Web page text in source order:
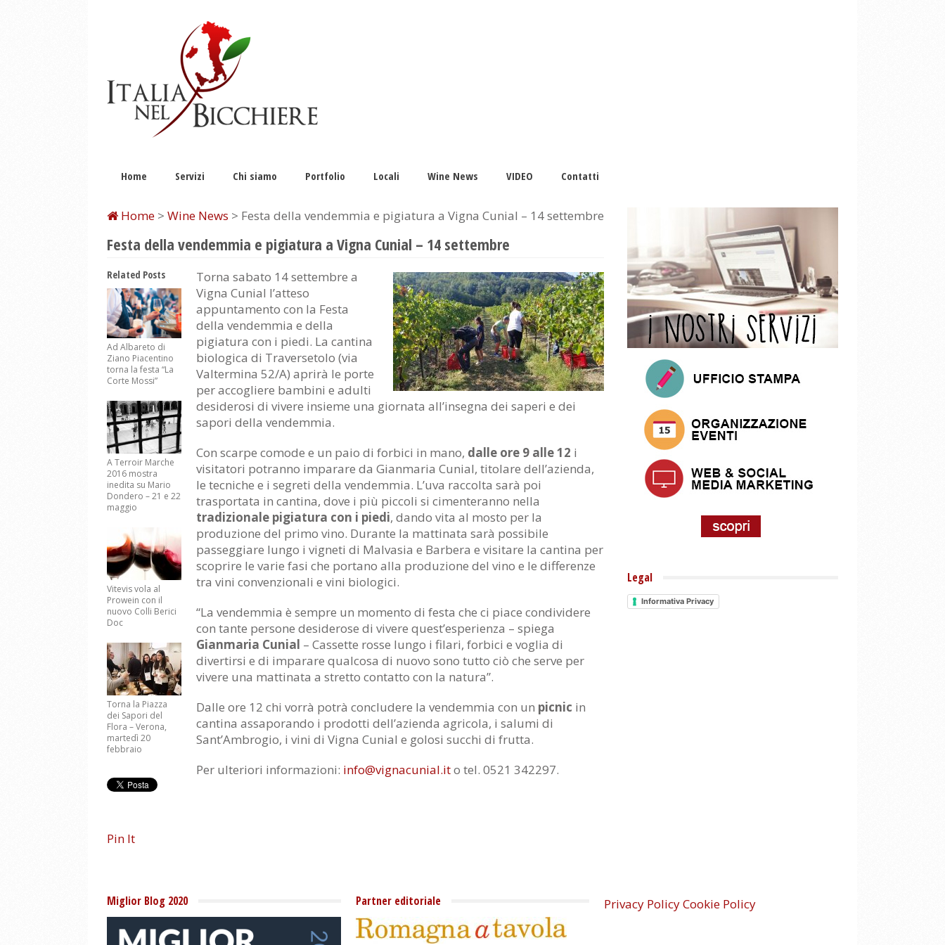
Home Servizi Chi siamo Portfolio Locali Wine News VIDEO Contatti
Home > Wine News > Festa della vendemmia e pigiatura a Vigna Cunial – 14 settembre
Festa della vendemmia e pigiatura a Vigna Cunial – 14 settembre
Torna sabato 14 settembre a
Vigna Cunial l’atteso
appuntamento con la Festa
della vendemmia e della
pigiatura con i piedi. La cantina
biologica di Traversetolo (via
Valtermina 52/A) aprirà le porte
per accogliere bambini e adulti
desiderosi di vivere insieme una giornata all’insegna dei saperi e dei
sapori della vendemmia.
Con scarpe comode e un paio di forbici in mano, dalle ore 9 alle 12 i
visitatori potranno imparare da Gianmaria Cunial, titolare dell’azienda,
le tecniche e i segreti della vendemmia. L’uva raccolta sarà poi
trasportata in cantina, dove i più piccoli si cimenteranno nella
tradizionale pigiatura con i piedi, dando vita al mosto per la
produzione del primo vino. Durante la mattinata sarà possibile
passeggiare lungo i vigneti di Malvasia e Barbera e visitare la cantina per
scoprire le varie fasi che portano alla produzione del vino e le differenze
tra vini convenzionali e vini biologici.
“La vendemmia è sempre un momento di festa che ci piace condividere
con tante persone desiderose di vivere quest’esperienza – spiega
Gianmaria Cunial – Cassette rosse lungo i filari, forbici e voglia di
divertirsi e di imparare qualcosa di nuovo sono tutto ciò che serve per
vivere una mattinata a stretto contatto con la natura”.
Dalle ore 12 chi vorrà potrà concludere la vendemmia con un picnic in
cantina assaporando i prodotti dell’azienda agricola, i salumi di
Sant’Ambrogio, i vini di Vigna Cunial e golosi succhi di frutta.
Per ulteriori informazioni: info@vignacunial.ito tel. 0521 342297.
Related Posts
Ad Albareto di
Ziano Piacentino
torna la festa “La
Corte Mossi”
A Terroir Marche
2016 mostra
inedita su Mario
Dondero – 21 e 22
maggio
Vitevis vola al
Prowein con il
nuovo Colli Berici
Doc
Torna la Piazza
dei Sapori del
Flora – Verona,
martedì 20
febbraio
Pin It
Legal
Informativa Privacy
Miglior Blog 2020 Partner editoriale Privacy PolicyCookie Policy